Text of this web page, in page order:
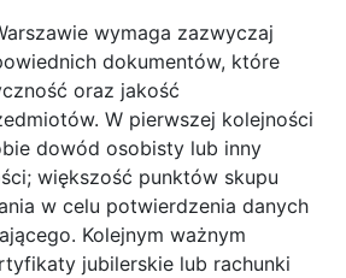
wymaga zazwyczaj
dokumentów, które
oraz jakość
W pierwszej kolejności
dowód osobisty lub inny
większość punktów skupu
w celu potwierdzenia danych
Kolejnym ważnym
jubilerskie lub rachunki